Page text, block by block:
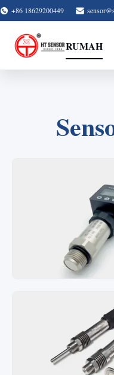
+86 18629200449
RUMAH